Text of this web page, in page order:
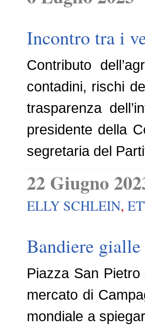
Incontro tra i
Contributo
contadini, rischi
trasparenza
presidente della
segretaria del
22 Giugno
ELLY SCHLEIN,
Bandiere
Piazza San
mercato di
mondiale a